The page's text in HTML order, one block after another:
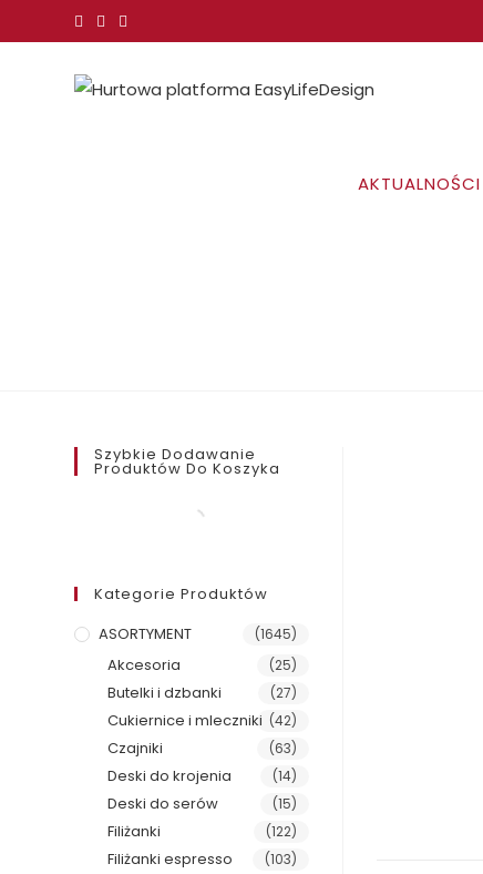
treści
AKTUALNOŚCI
Szybkie Dodawanie
Produktów Do Koszyka
Kategorie Produktów
ASORTYMENT
(1645)
Akcesoria (25)
Butelki i dzbanki (27)
Cukiernice i mleczniki (42)
Czajniki (63)
Deski do krojenia (14)
Deski do serów (15)
Filiżanki (122)
Filiżanki espresso (103)